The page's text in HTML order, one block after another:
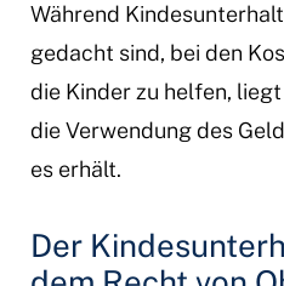
Während
gedacht sind, bei den
die Kinder zu helfen,
die Verwendung des
es erhält.
Der